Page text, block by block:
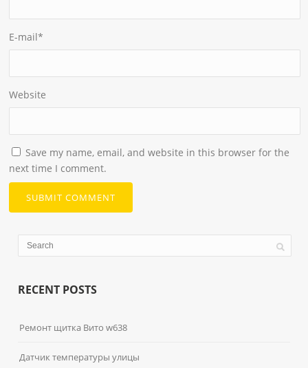
E-mail*
Website
Save my name, email, and website in this browser for the
next time I comment.
RECENT POSTS
Ремонт щитка Вито w638
Датчик температуры улицы